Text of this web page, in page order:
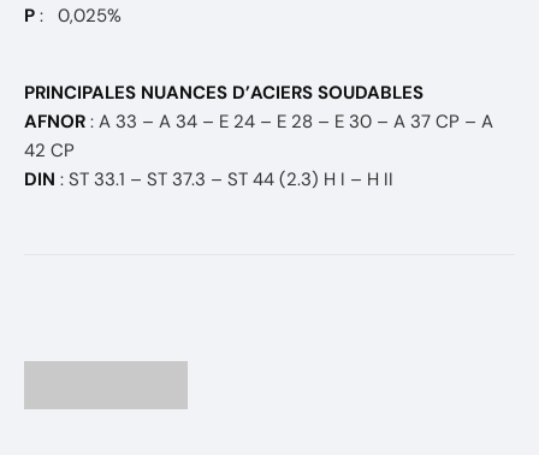
P : 0,025%
PRINCIPALES NUANCES D’ACIERS SOUDABLES
AFNOR : A 33 – A 34 – E 24 – E 28 – E 30 – A 37 CP – A
42 CP
DIN : ST 33.1 – ST 37.3 – ST 44 (2.3) H I – H II